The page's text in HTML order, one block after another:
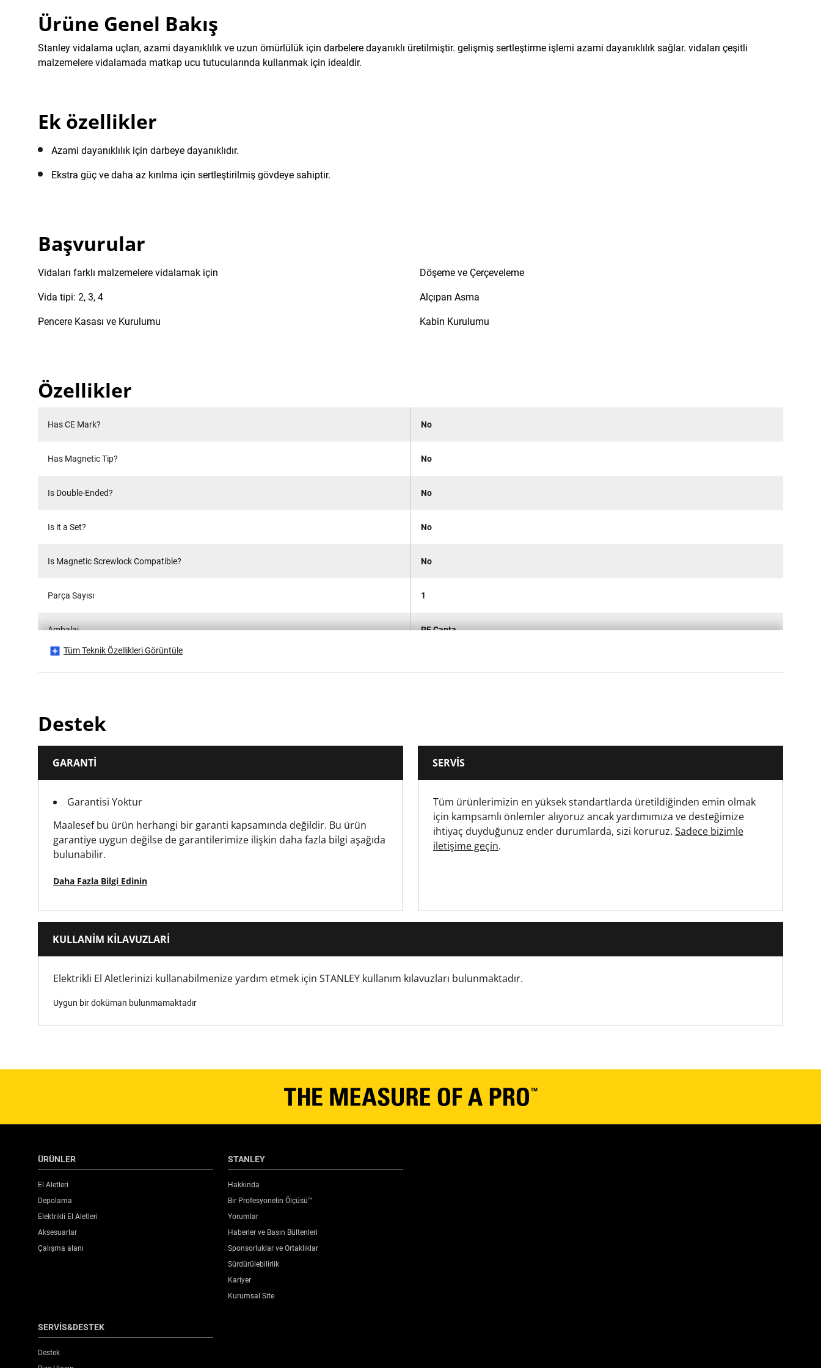
Ürüne Genel Bakış
Stanley vidalama uçları, azami dayanıklılık ve uzun ömürlülük için darbelere dayanıklı üretilmiştir. gelişmiş sertleştirme işlemi azami dayanıklılık sağlar. vidaları çeşitli
malzemelere vidalamada matkap ucu tutucularında kullanmak için idealdir.
Ek özellikler
Azami dayanıklılık için darbeye dayanıklıdır.
Ekstra güç ve daha az kırılma için sertleştirilmiş gövdeye sahiptir.
Başvurular
Vidaları farklı malzemelere vidalamak için
Vida tipi: 2, 3, 4
Pencere Kasası ve Kurulumu
Döşeme ve Çerçeveleme
Alçıpan Asma
Kabin Kurulumu
Özellikler
Has CE Mark? No
Has Magnetic Tip? No
Is Double-Ended? No
Is it a Set? No
Is Magnetic Screwlock Compatible? No
Parça Sayısı 1
Ambalaj PE Çanta
Ürün Yüksekliği [mm]
Ürün Uzunluğu [mm]
Ürün Genişliği [mm]
Tornavida Kafası Tipi
Tüm Teknik Özellikleri Görüntüle
Destek
GARANTI
Garantisi Yoktur
Maalesef bu ürün herhangi bir garanti kapsamında değildir. Bu ürün
garantiye uygun değilse de garantilerimize ilişkin daha fazla bilgi aşağıda
bulunabilir.
Daha Fazla Bilgi Edinin
SERVIS
Tüm ürünlerimizin en yüksek standartlarda üretildiğinden emin olmak
için kampsamlı önlemler alıyoruz ancak yardımımıza ve desteğimize
ihtiyaç duyduğunuz ender durumlarda, sizi koruruz. Sadece bizimle
iletişime geçin.
KULLANIM KILAVUZLARI
Elektrikli El Aletlerinizi kullanabilmenize yardım etmek için STANLEY kullanım kılavuzları bulunmaktadır.
Uygun bir doküman bulunmamaktadır
ÜRÜNLER
El Aletleri
Depolama
Elektrikli El Aletleri
Aksesuarlar
Çalışma alanı
STANLEY
Hakkında
Bir Profesyonelin Ölçüsü™
Yorumlar
Haberler ve Basın Bültenleri
Sponsorluklar ve Ortaklıklar
Sürdürülebilirlik
Kariyer
Kurumsal Site
SERVİS&DESTEK
Destek